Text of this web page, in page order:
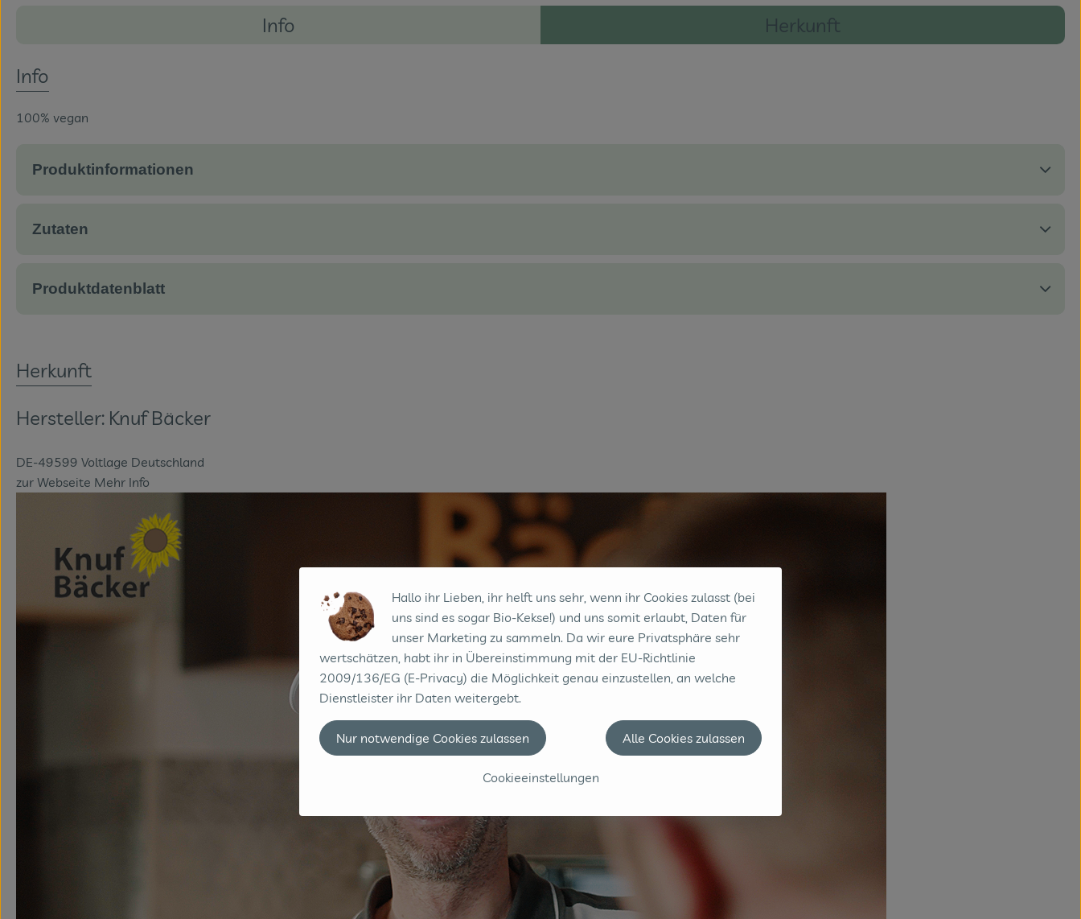
Rezepte
Info
Herkunft
Info
100% vegan
Produktinformationen
Zutaten
Produktdatenblatt
Herkunft
Hersteller: Knuf Bäcker
DE-49599 Voltlage Deutschland
zur Webseite Mehr Info
Hallo ihr Lieben, ihr helft uns sehr, wenn ihr Cookies zulasst (bei
uns sind es sogar Bio-Kekse!) und uns somit erlaubt, Daten für
unser Marketing zu sammeln. Da wir eure Privatsphäre sehr
wertschätzen, habt ihr in Übereinstimmung mit der EU-Richtlinie
2009/136/EG (E-Privacy) die Möglichkeit genau einzustellen, an welche
Dienstleister ihr Daten weitergebt.
Cookieeinstellungen
Nur notwendige Cookies zulassen Alle Cookies zulassen